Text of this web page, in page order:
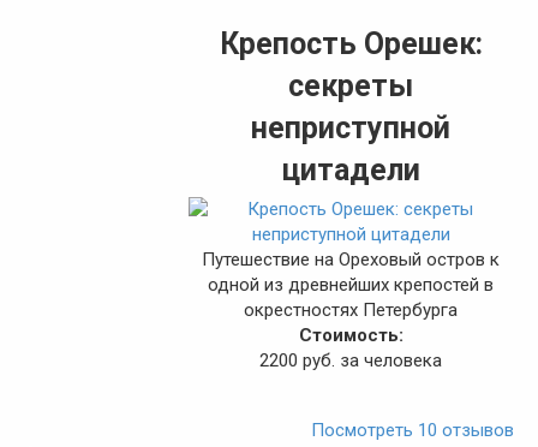
Крепость Орешек:
секреты
неприступной
цитадели
Путешествие на Ореховый остров к
одной из древнейших крепостей в
окрестностях Петербурга
Стоимость:
2200 руб. за человека
Посмотреть 10 отзывов